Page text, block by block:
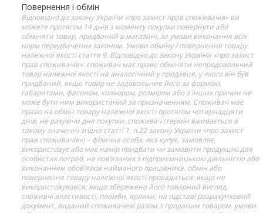
Повернення і обмін
Відповідно до закону України «про захист прав споживачів» ви
можете протягом 14 днів з моменту покупки повернути або
обміняти товар, придбаний в магазині, за умови виконання всіх
норм передбачених законом. Умови обміну / повернення товару
належної якості стаття 9. Відповідно до закону України «про захист
прав споживачів»: споживач має право обміняти непродовольчий
товар належної якості на аналогічний у продавця, у якого він був
придбаний, якщо товар не задовольнив його за формою,
габаритами, фасоном, кольором, розміром або з інших причин не
може бути ним використаний за призначенням. Споживач має
право на обмін товару належної якості протягом чотирнадцяти
днів, не рахуючи дня покупки. споживач (термін вживається в
такому значенні згідно статті 1. п.22 закону України «про захист
прав споживачів») – фізична особа, яка купує, замовляє,
використовує або має намір придбати чи замовити продукцію для
особистих потреб, не пов’язаних з підприємницькою діяльністю або
виконанням обов’язків найманого працівника. обмін або
повернення товару належної якості провадиться: якщо не
використовувався; якщо збережено його товарний вигляд,
споживчі властивості, пломби, ярлики; на підставі розрахунковий
документ, виданий споживачеві разом з проданим товаром. умови